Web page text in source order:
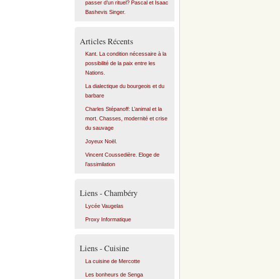
passer d’un rituel? Pascal et Isaac
Bashevis Singer.
Articles Récents
Kant. La condition nécessaire à la
possibilité de la paix entre les
Nations.
La dialectique du bourgeois et du
barbare
Charles Stépanoff: L’animal et la
mort. Chasses, modernité et crise
du sauvage
Joyeux Noël.
Vincent Coussedière. Eloge de
l’assimilation
Liens - Chambéry
Lycée Vaugelas
Proxy Informatique
Liens - Cuisine
La cuisine de Mercotte
Les bonheurs de Senga